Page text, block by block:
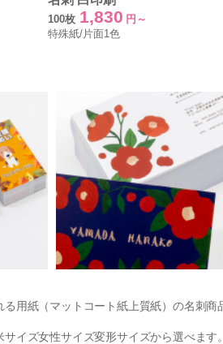
100枚 1,830 円～
特殊紙/片面1色
用紙（マットコート紙上質紙）の名刺商
イズ女性サイズ変形サイズから選べます